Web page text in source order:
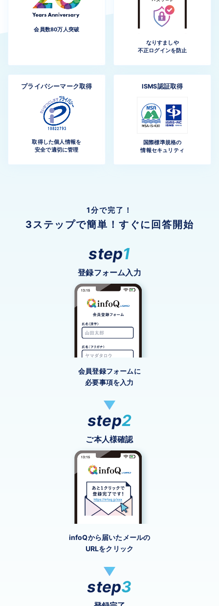
会員数80万人突破
なりすましや
不正ログインを防止
プライバシーマーク取得
取得した個人情報を
安全で適切に管理
ISMS認証取得
国際標準規格の
情報セキュリティ
1分で完了！
3ステップで簡単！すぐに回答開始
step1
登録フォーム入力
会員登録フォームに
必要事項を入力
step2
ご本人様確認
infoQから届いたメールの
URLをクリック
step3